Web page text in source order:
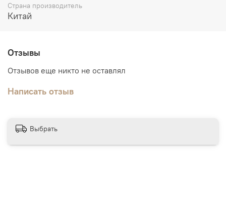
Страна производитель
Китай
Отзывы
Отзывов еще никто не оставлял
Написать отзыв
Выбрать